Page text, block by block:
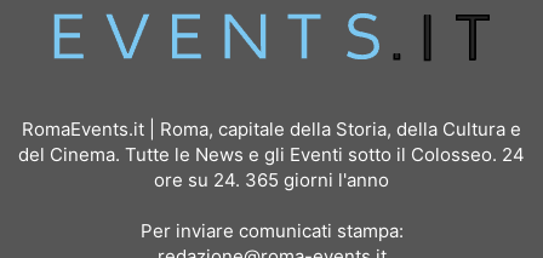
RomaEvents.it | Roma, capitale della Storia, della Cultura e
del Cinema. Tutte le News e gli Eventi sotto il Colosseo. 24
ore su 24. 365 giorni l'anno
Per inviare comunicati stampa: